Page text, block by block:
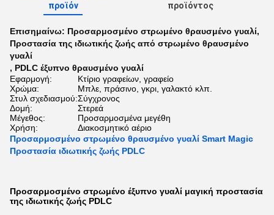
προϊόν
προϊόντος
Επισημαίνω: Προσαρμοσμένο στρωμένο θραυσμένο γυαλί,
Προστασία της ιδιωτικής ζωής από στρωμένο θραυσμένο
γυαλί
, PDLC έξυπνο θραυσμένο γυαλί
Εφαρμογή:
Κτίριο γραφείων, γραφείο
Χρώμα:
Μπλε, πράσινο, γκρι, γαλακτό κλπ.
Στυλ σχεδιασμού:Σύγχρονος
Δομή:
Στερεά
Μέγεθος:
Προσαρμοσμένα μεγέθη
Χρήση:
Διακοσμητικό αέριο
Προσαρμοσμένο στρωμένο θραυσμένο γυαλί Smart Magic
Προστασία ιδιωτικής ζωής PDLC
Προσαρμοσμένο στρωμένο έξυπνο γυαλί μαγική προστασία
της ιδιωτικής ζωής PDLC